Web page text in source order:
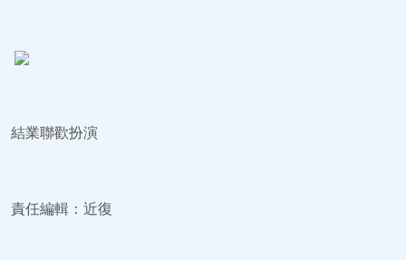
結業聯歡扮演
責任編輯：近復